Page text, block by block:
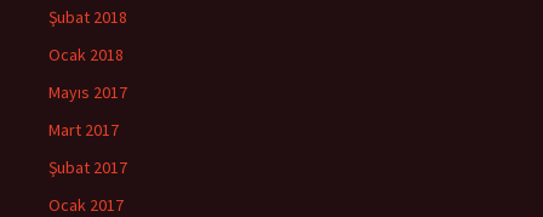
Şubat 2018
Ocak 2018
Mayıs 2017
Mart 2017
Şubat 2017
Ocak 2017